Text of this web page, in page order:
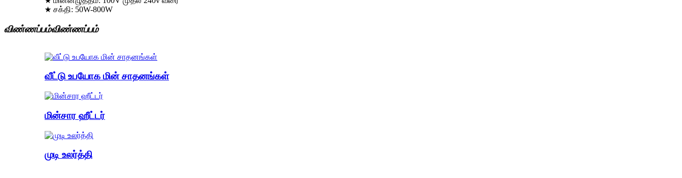
★ சக்தி: 50W-800W
விண்ணப்பம்விண்ணப்பம்
வீட்டு உபயோக மின் சாதனங்கள்
மின்சார ஹீட்டர்
முடி உலர்த்தி